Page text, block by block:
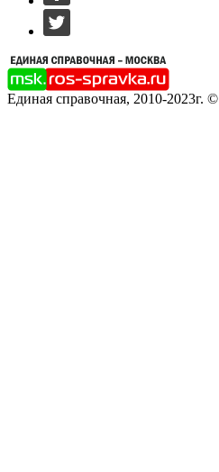
Единая справочная, 2010-2023г. ©